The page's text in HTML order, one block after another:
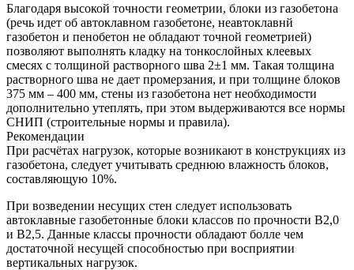
Благодаря высокой точности геометрии, блоки из газобетона
(речь идет об автоклавном газобетоне, неавтоклавнй
газобетон и пенобетон не обладают точной геометрией)
позволяют выполнять кладку на тонкослойных клеевых
смесях с толщиной растворного шва 2±1 мм. Такая толщина
растворного шва не дает промерзания, и при толщине блоков
375 мм – 400 мм, стены из газобетона нет необходимости
дополнительно утеплять, при этом выдерживаются все нормы
СНИП (строительные нормы и правила).
Рекомендации
При расчётах нагрузок, которые возникают в конструкциях из
газобетона, следует учитывать среднюю влажность блоков,
составляющую 10%.
При возведении несущих стен следует использовать
автоклавные газобетонные блоки классов по прочности В2,0
и В2,5. Данные классы прочности обладают болле чем
достаточной несущей способностью при восприятии
вертикальных нагрузок.